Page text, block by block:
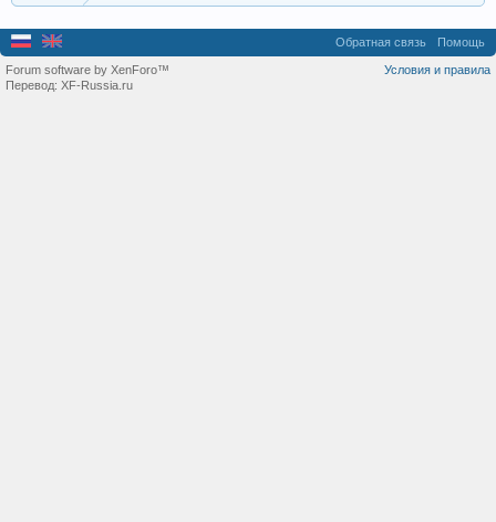
Обратная связь Помощь
Условия и правила
Forum software by XenForo™
Перевод: XF-Russia.ru